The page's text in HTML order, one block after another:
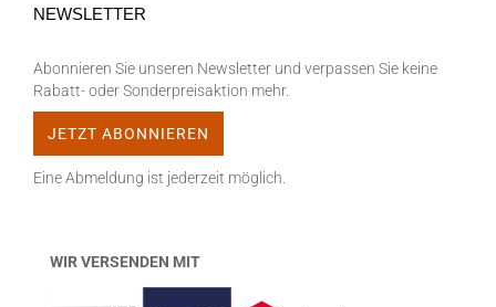
NEWSLETTER
Abonnieren Sie unseren Newsletter und verpassen Sie keine
Rabatt- oder Sonderpreisaktion mehr.
Eine Abmeldung ist jederzeit möglich.
WIR VERSENDEN MIT